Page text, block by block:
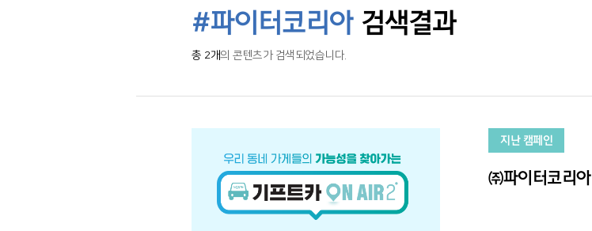
#파이터코리아검색결과
총 2개의 콘텐츠가 검색되었습니다.
지난 캠페인
㈜파이터코리아